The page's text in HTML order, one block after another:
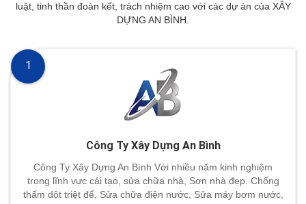
luật, tinh thần đoàn kết, trách nhiệm cao với các dự án của XÂY
DỰNG AN BÌNH.
Công Ty Xây Dựng An Bình
Công Ty Xây Dựng An Bình Với nhiều năm kinh nghiệm
trong lĩnh vực cải tạo, sửa chữa nhà, Sơn nhà đẹp. Chống
thấm dột triệt để, Sửa chữa điện nước, Sửa máy bơm nước,
1